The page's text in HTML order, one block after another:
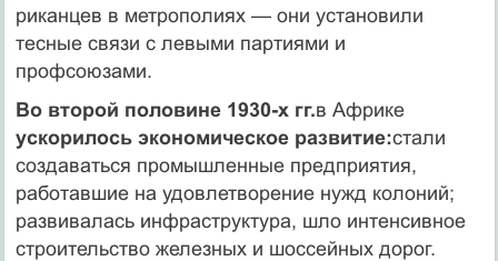
риканцев в метрополиях — они установили
тесные связи с левыми партиями и
профсоюзами.
Во второй половине 1930-х гг.в Африке
ускорилось экономическое развитие:стали
создаваться промышленные предприятия,
работав­шие на удовлетворение нужд колоний;
развивалась инфраструктура, шло интенсивное
строительство железных и шоссейных дорог.